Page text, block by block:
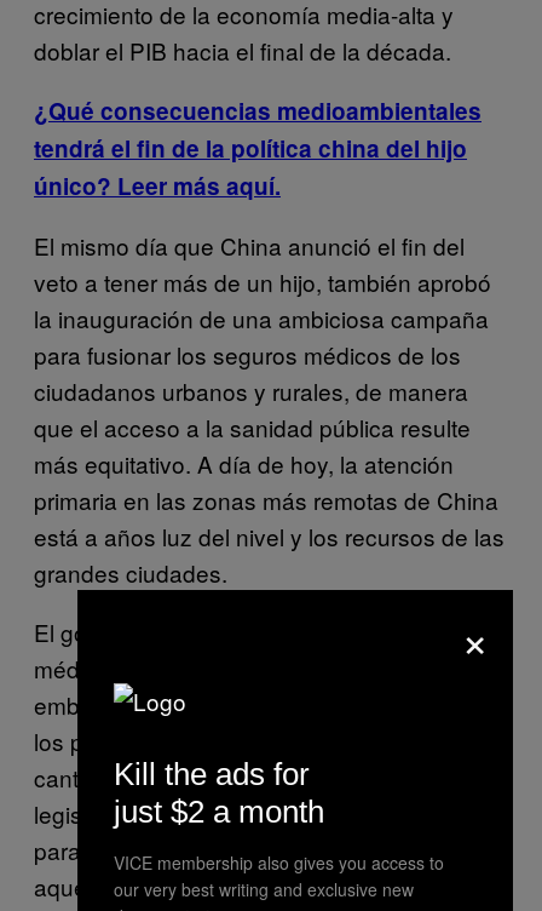
crecimiento de la economía media-alta y
doblar el PIB hacia el final de la década.
¿Qué consecuencias medioambientales
tendrá el fin de la política china del hijo
único? Leer más aquí.
El mismo día que China anunció el fin del
veto a tener más de un hijo, también aprobó
la inauguración de una ambiciosa campaña
para fusionar los seguros médicos de los
ciudadanos urbanos y rurales, de manera
que el acceso a la sanidad pública resulte
más equitativo. A día de hoy, la atención
primaria en las zonas más remotas de China
está a años luz del nivel y los recursos de las
grandes ciudades.
El gobierno chino asegura ofrecer un seguro
médico para casi todos sus ciudadanos, sin
embargo, el sistema actual exige todavía que
los pacientes deban desembolsar grandes
cantidades de su bolsillo. La actual
legislación ha supuesto una losa económica
para muchas familias, especialmente para
aquellas que tienen que lidiar con
×
Kill the ads for
just $2 a month
VICE membership also gives you access to
our very best writing and exclusive new